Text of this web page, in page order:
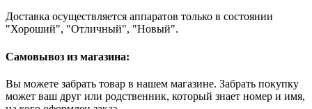
Доставка осуществляется аппаратов только в состоянии
"Хороший", "Отличный", "Новый".
Самовывоз из магазина:
Вы можете забрать товар в нашем магазине. Забрать покупку
может ваш друг или родственник, который знает номер и имя,